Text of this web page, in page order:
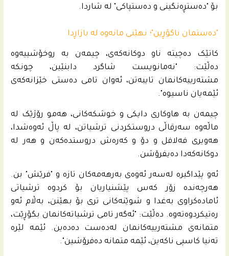
بۆ "دەستڕەنگینی و دەستپاکی" لە شاردا.
"دەستمان ناگۆڕین"؛ نهێنی مانەوە لە بازاڕدا
کاتێک دەچیتە ناو دوکانەکەی، چیمەن بە روخۆشییەوە
دەڵێت: "نەمانویست شاگرد دابنێین، چونکە
مشتەرییەکانمان تایبەتن، ئەوان تامی دەستی خێزانەکەی
ئێمەیان ناسیوە".
چیمەن بە هاوکاری دایکی و خوشکەکانی، هەمو رۆژێک لە
ماڵەوە سەرقاڵی دروستکردنی ترشیاتن، له‌ پاڵ ئه‌وه‌شدا،
هه‌ویری فه‌لافل و دۆ و كه‌ره‌ش دروستده‌كه‌ن و هه‌ر له‌
دوكانه‌كه‌دا ده‌یفرۆشن.
ئەو پێداگیرە لەسەر ئەوەی بەرهەمەکان تازه‌ و "فرێش" بن.
هەرچەندە زۆر کەس پێشنیاریان بۆ کردوە ترشیاتی
ئامادەکراوی بەغدا و شوێنەکانی تری بۆ بهێنن، بەڵام ئەو
رەتیکردوەتەوە. دەڵێت: "ئەگەر تامی ترشیاتەکانمان بگۆڕێت،
متمانەی مشتەرییەکانمان لەدەست دەدەین. ئێمە لێرە
تەنیا کاسپی ناکەین، ئێمە متمانە دەفرۆشین".